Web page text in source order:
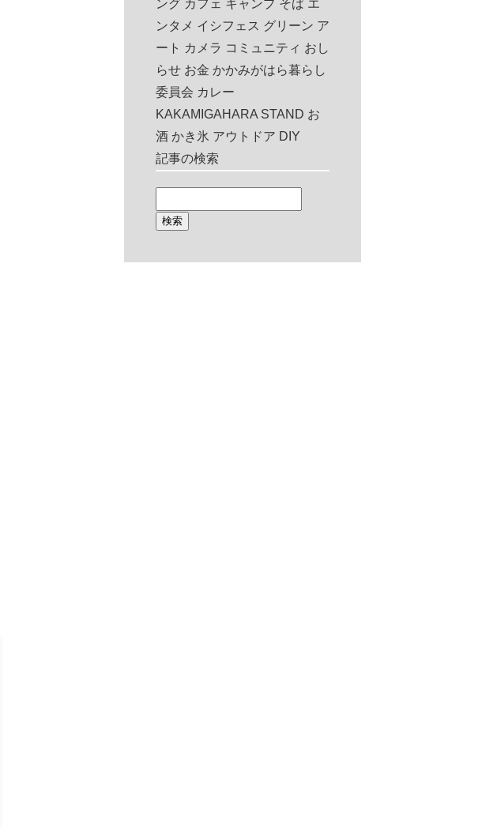
ング カフェ キャンプ そば エ
ンタメ イシフェス グリーン ア
ート カメラ コミュニティ おし
らせ お金 かかみがはら暮らし
委員会 カレー
KAKAMIGAHARA STAND お
酒 かき氷 アウトドア DIY
記事の検索